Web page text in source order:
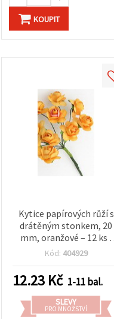
KOUPIT
Kytice papírových růží s
drátěným stonkem, 20
mm, oranžové – 12 ks |
papírové květiny pro
přání a DIY dekorace
Kód: 404929
12.23 Kč 1-11 bal.
SLEVY
PRO MNOŽSTVÍ